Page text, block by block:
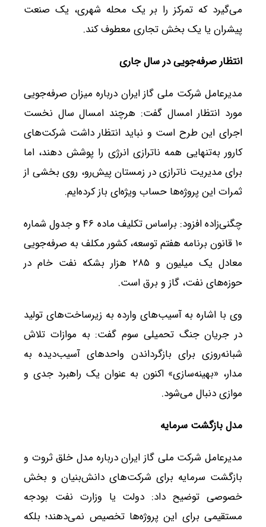
می‌گیرد که تمرکز را بر یک محله شهری، یک صنعت
پیشران یا یک بخش تجاری معطوف کند.
انتظار صرفه‌جویی در سال جاری
مدیرعامل شرکت ملی گاز ایران درباره میزان صرفه‌جویی
مورد انتظار امسال گفت: هرچند امسال سال نخست
اجرای این طرح است و نباید انتظار داشت شرکت‌های
کارور به‌تنهایی همه ناترازی انرژی را پوشش دهند، اما
برای مدیریت ناترازی در زمستان پیش‌رو، روی بخشی از
ثمرات این پروژه‌ها حساب ویژه‌ای باز کرده‌ایم.
چگنی‌زاده افزود: براساس تکلیف ماده ۴۶ و جدول شماره
۱۰ قانون برنامه هفتم توسعه، کشور مکلف به صرفه‌جویی
معادل یک میلیون و ۲۸۵ هزار بشکه نفت خام در
حوزه‌های نفت، گاز و برق است.
وی با اشاره به آسیب‌های وارده به زیرساخت‌های تولید
در جریان جنگ تحمیلی سوم گفت: به موازات تلاش
شبانه‌روزی برای بازگرداندن واحد‌های آسیب‌دیده به
مدار، «بهینه‌سازی» اکنون به عنوان یک راهبرد جدی و
موازی دنبال می‌شود.
مدل بازگشت سرمایه
مدیرعامل شرکت ملی گاز ایران درباره مدل خلق ثروت و
بازگشت سرمایه برای شرکت‌های دانش‌بنیان و بخش
خصوصی توضیح داد: دولت یا وزارت نفت بودجه
مستقیمی برای این پروژه‌ها تخصیص نمی‌دهند؛ بلکه